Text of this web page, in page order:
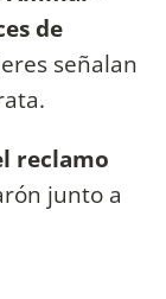
de
señalan
reclamo
junto a